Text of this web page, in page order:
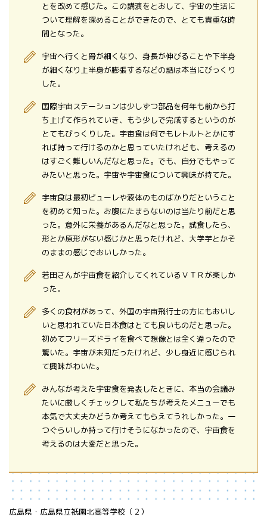
とを改めて感じた。この講演をとおして、宇宙の生活に
ついて理解を深めることができたので、とても貴重な時
間となった。
宇宙へ行くと骨が細くなり、身長が伸びることや下半身
が細くなり上半身が膨張するなどの話は本当にびっくり
した。
国際宇宙ステーションは少しずつ部品を何年も前から打
ち上げて作られていき、もう少しで完成するというのが
とてもびっくりした。宇宙食は何でもレトルトとかにす
れば持って行けるのかと思っていたけれども、考えるの
はすごく難しいんだなと思った。でも、自分でもやって
みたいと思った。宇宙や宇宙食について興味が持てた。
宇宙食は最初ピューレや液体のものばかりだということ
を初めて知った。お腹にたまらないのは当たり前だと思
った。意外に栄養があるんだなと思った。試食したら、
形とか原形がない感じかと思ったけれど、大学芋とかそ
のままの感じでおいしかった。
若田さんが宇宙食を紹介してくれているＶＴＲが楽しか
った。
多くの食材があって、外国の宇宙飛行士の方にもおいし
いと思われていた日本食はとても良いものだと思った。
初めてフリーズドライを食べて想像とは全く違ったので
驚いた。宇宙が未知だったけれど、少し身近に感じられ
て興味がわいた。
みんなが考えた宇宙食を発表したときに、本当の会議み
たいに厳しくチェックして私たちが考えたメニューでも
本気で大丈夫かどうか考えてもらえてうれしかった。一
つぐらいしか持って行けそうになかったので、宇宙食を
考えるのは大変だと思った。
広島県・広島県立祇園北高等学校（２）